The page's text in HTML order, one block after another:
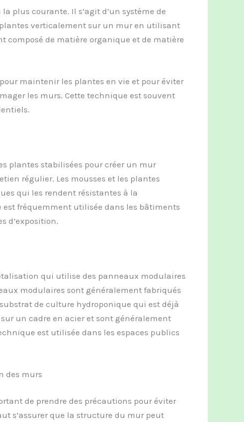
plus courante. Il s’agit d’un système de
verticalement sur un mur en utilisant
composé de matière organique et de matière
maintenir les plantes en vie et pour éviter
les murs. Cette technique est souvent
plantes stabilisées pour créer un mur
régulier. Les mousses et les plantes
qui les rendent résistantes à la
fréquemment utilisée dans les bâtiments
d’exposition.
qui utilise des panneaux modulaires
modulaires sont généralement fabriqués
de culture hydroponique qui est déjà
un cadre en acier et sont généralement
est utilisée dans les espaces publics
des murs
de prendre des précautions pour éviter
s’assurer que la structure du mur peut